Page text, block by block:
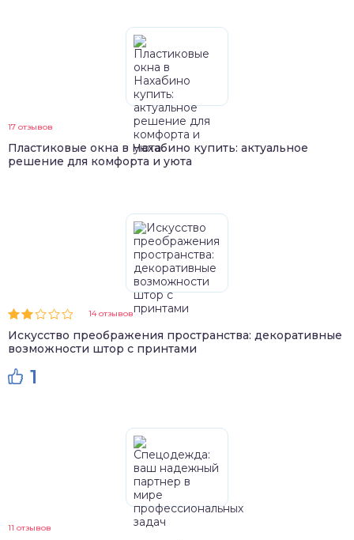
17 отзывов
Пластиковые окна в Нахабино купить: актуальное
решение для комфорта и уюта
14 отзывов
Искусство преображения пространства: декоративные
возможности штор с принтами
1
11 отзывов